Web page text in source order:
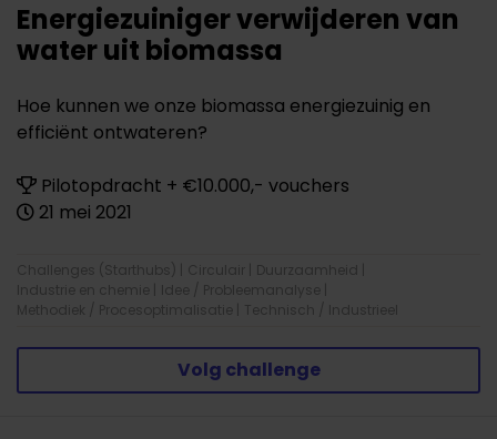
Energiezuiniger verwijderen van
water uit biomassa
Hoe kunnen we onze biomassa energiezuinig en
efficiënt ontwateren?
Pilotopdracht + €10.000,- vouchers
21 mei 2021
Challenges (Starthubs) Circulair Duurzaamheid
Industrie en chemie
Idee / Probleemanalyse
Methodiek / Procesoptimalisatie
Technisch / Industrieel
Volg challenge